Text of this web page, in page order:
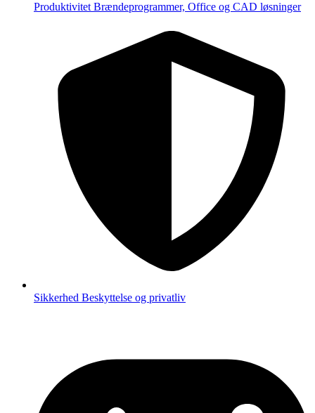
Produktivitet Brændeprogrammer, Office og CAD løsninger
Sikkerhed Beskyttelse og privatliv